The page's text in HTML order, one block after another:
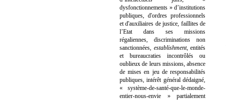
dysfonctionnements » d’institutions
publiques, d'ordres professionnels
et d'auxiliaires de justice, faillites de
l’Etat dans ses missions
régaliennes, discriminations non
sanctionnées, establishment, entités
et bureaucraties incontrôlés ou
oublieux de leurs missions, absence
de mises en jeu de responsabilités
publiques, intérêt général dédaigné,
« système-de-santé-que-le-monde-
entier-nous-envie » partialement